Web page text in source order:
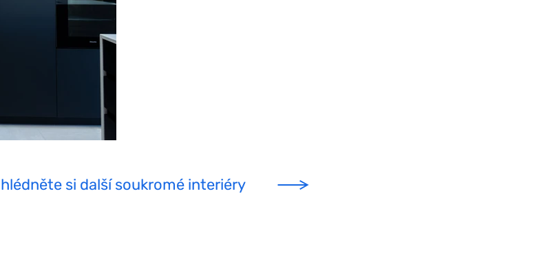
si další soukromé interiéry